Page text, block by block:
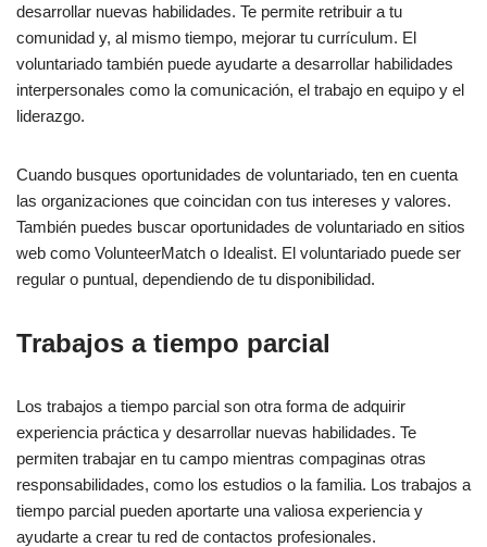
desarrollar nuevas habilidades. Te permite retribuir a tu
comunidad y, al mismo tiempo, mejorar tu currículum. El
voluntariado también puede ayudarte a desarrollar habilidades
interpersonales como la comunicación, el trabajo en equipo y el
liderazgo.
Cuando busques oportunidades de voluntariado, ten en cuenta
las organizaciones que coincidan con tus intereses y valores.
También puedes buscar oportunidades de voluntariado en sitios
web como VolunteerMatch o Idealist. El voluntariado puede ser
regular o puntual, dependiendo de tu disponibilidad.
Trabajos a tiempo parcial
Los trabajos a tiempo parcial son otra forma de adquirir
experiencia práctica y desarrollar nuevas habilidades. Te
permiten trabajar en tu campo mientras compaginas otras
responsabilidades, como los estudios o la familia. Los trabajos a
tiempo parcial pueden aportarte una valiosa experiencia y
ayudarte a crear tu red de contactos profesionales.